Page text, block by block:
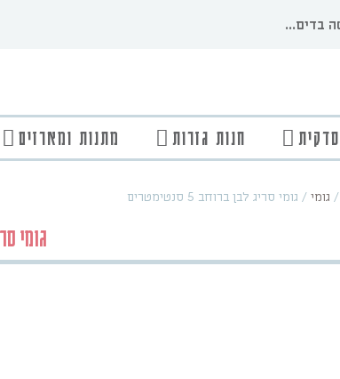
סדקית חנות גזרות מתנות ומארזים
/ גומי / גומי סריג לבן ברוחב 5 סנטימטרים
גומי סריג